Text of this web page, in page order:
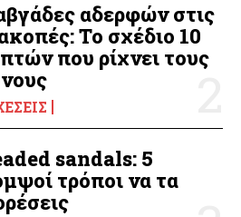
αδερφών στις
Το σχέδιο 10
που ρίχνει τους
sandals: 5
τρόποι να τα